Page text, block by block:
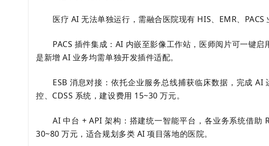
医疗 AI 无法单独运行，需融合医院现有 HIS、EMR、PACS
PACS 插件集成：AI 内嵌至影像工作站，医师阅片可一键
是新增 AI 业务均需单独开发插件适配。
ESB 消息对接：依托企业服务总线捕获临床数据，完成
控、CDSS 系统，建设费用 15~30 万元。
AI 中台 + API 架构：搭建统一智能平台，各业务系统借助
30~80 万元，适合规划多类 AI 项目落地的医院。